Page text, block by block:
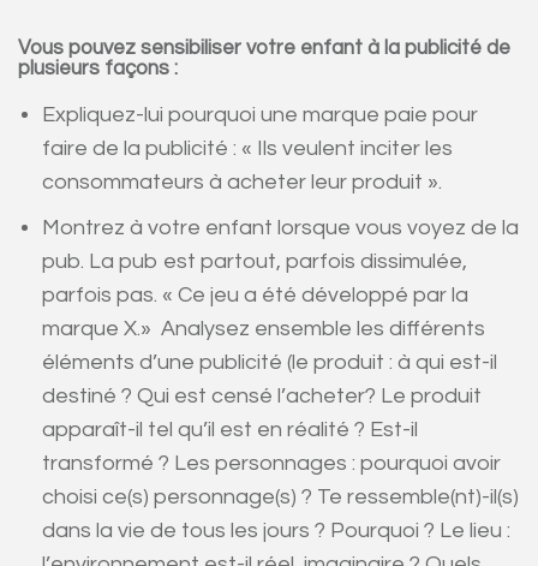
Vous pouvez sensibiliser votre enfant à la publicité de
plusieurs façons :
Expliquez-lui pourquoi une marque paie pour
faire de la publicité : « Ils veulent inciter les
consommateurs à acheter leur produit ».
Montrez à votre enfant lorsque vous voyez de la
pub. La pub est partout, parfois dissimulée,
parfois pas. « Ce jeu a été développé par la
marque X.» Analysez ensemble les différents
éléments d’une publicité (le produit : à qui est-il
destiné ? Qui est censé l’acheter? Le produit
apparaît-il tel qu’il est en réalité ? Est-il
transformé ? Les personnages : pourquoi avoir
choisi ce(s) personnage(s) ? Te ressemble(nt)-il(s)
dans la vie de tous les jours ? Pourquoi ? Le lieu :